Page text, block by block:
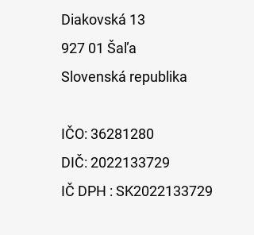
Diakovská 13
927 01 Šaľa
Slovenská republika
IČO: 36281280
DIČ: 2022133729
IČ DPH : SK2022133729